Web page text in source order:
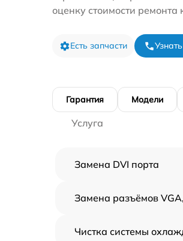
оценку стоимости ремонта
Есть запчасти
Гарантия Модели
Услуга
Замена DVI порта
Замена разъёмов
Чистка системы